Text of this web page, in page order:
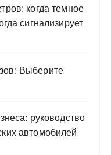
когда темное
сигнализирует
Выберите
руководство
автомобилей